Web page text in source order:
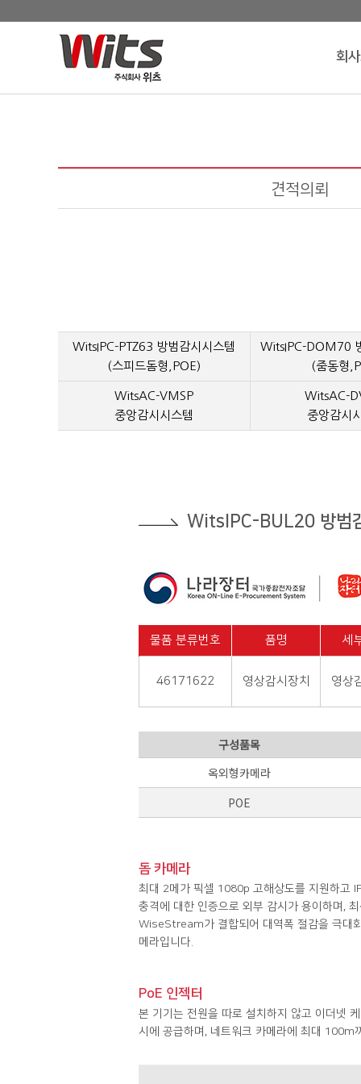
회
견적의뢰
WitsIPC-PTZ63 방범감시시스템
(스피드돔형,POE)
WitsIPC-DOM70
(줌동형
WitsAC-VMSP
중앙감시시스템
WitsAC-
중앙감시
WitsIPC-BUL20 방범
물품 분류번호 품명 세
46171622 영상감시장치 영상
구성품목
옥외형카메라
POE
돔 카메라
최대 2메가 픽셀 1080p 고해상도를 지원하고
충격에 대한 인증으로 외부 감시가 용이하며,
WiseStream가 결합되어 대역폭 절감을 극대
메라입니다.
PoE 인젝터
본 기기는 전원을 따로 설치하지 않고 이더넷
시에 공급하며, 네트워크 카메라에 최대 100m